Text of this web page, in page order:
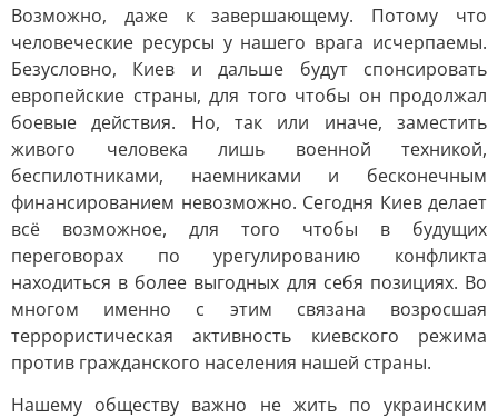
Возможно, даже к завершающему. Потому что
человеческие ресурсы у нашего врага исчерпаемы.
Безусловно, Киев и дальше будут спонсировать
европейские страны, для того чтобы он продолжал
боевые действия. Но, так или иначе, заместить
живого человека лишь военной техникой,
беспилотниками, наемниками и бесконечным
финансированием невозможно. Сегодня Киев делает
всё возможное, для того чтобы в будущих
переговорах по урегулированию конфликта
находиться в более выгодных для себя позициях. Во
многом именно с этим связана возросшая
террористическая активность киевского режима
против гражданского населения нашей страны.
Нашему обществу важно не жить по украинским